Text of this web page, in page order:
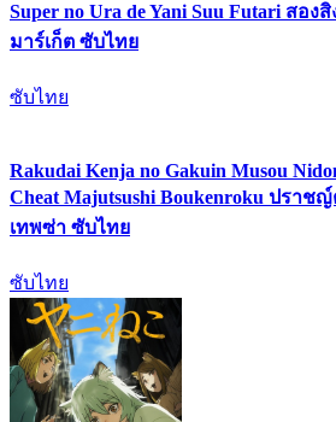
Super no Ura de Yani Suu Futari สอ
มาร์เก็ต ซับไทย
ซับไทย
Rakudai Kenja no Gakuin Musou
Cheat Majutsushi Boukenroku ปราช
เทพซ่า ซับไทย
ซับไทย